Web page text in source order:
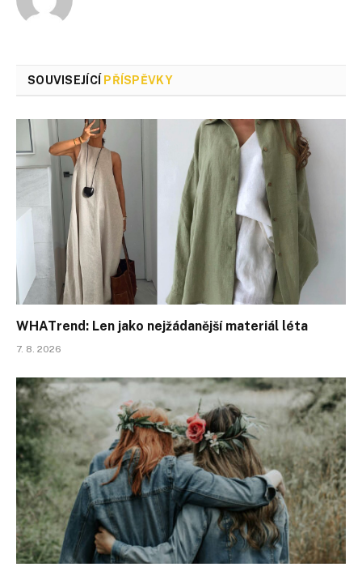
SOUVISEJÍCÍ PŘÍSPĚVKY
WHATrend: Len jako nejžádanější materiál léta
7. 8. 2026